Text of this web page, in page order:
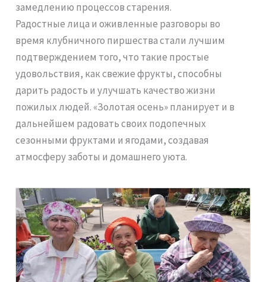
замедлению процессов старения.
Радостные лица и оживленные разговоры во
время клубничного пиршества стали лучшим
подтверждением того, что такие простые
удовольствия, как свежие фрукты, способны
дарить радость и улучшать качество жизни
пожилых людей. «Золотая осень» планирует и в
дальнейшем радовать своих подопечных
сезонными фруктами и ягодами, создавая
атмосферу заботы и домашнего уюта.